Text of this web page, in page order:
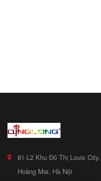
81-L2 Khu Đô Thị Louis
Hoàng Mai, Hà Nội